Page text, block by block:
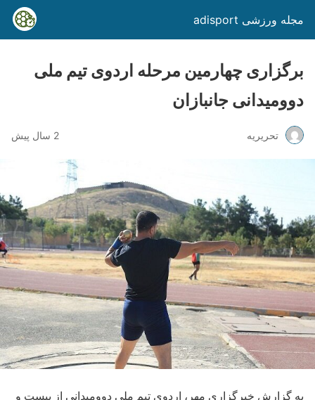
مجله ورزشی adisport
برگزاری چهارمین مرحله اردوی تیم ملی
دوومیدانی جانبازان
تحریریه 2 سال پیش
به گزارش خبرگزاری مهر، اردوی تیم ملی دوومیدانی از بیست و